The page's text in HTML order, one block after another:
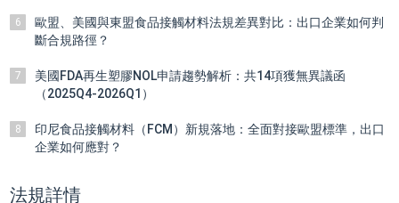
6
歐盟、美國與東盟食品接觸材料法規差異對比：出口企業如何判
斷合規路徑？
7
美國FDA再生塑膠NOL申請趨勢解析：共14項獲無異議函
（2025Q4-2026Q1）
8
印尼食品接觸材料（FCM）新規落地：全面對接歐盟標準，出口
企業如何應對？
法規詳情